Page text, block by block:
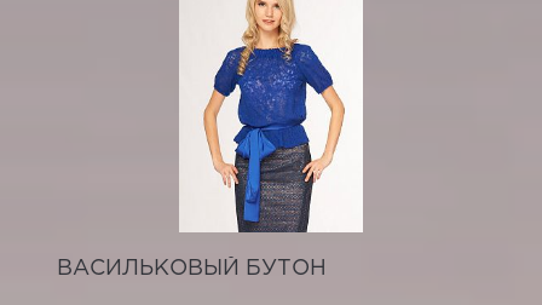
ВАСИЛЬКОВЫЙ БУТОН